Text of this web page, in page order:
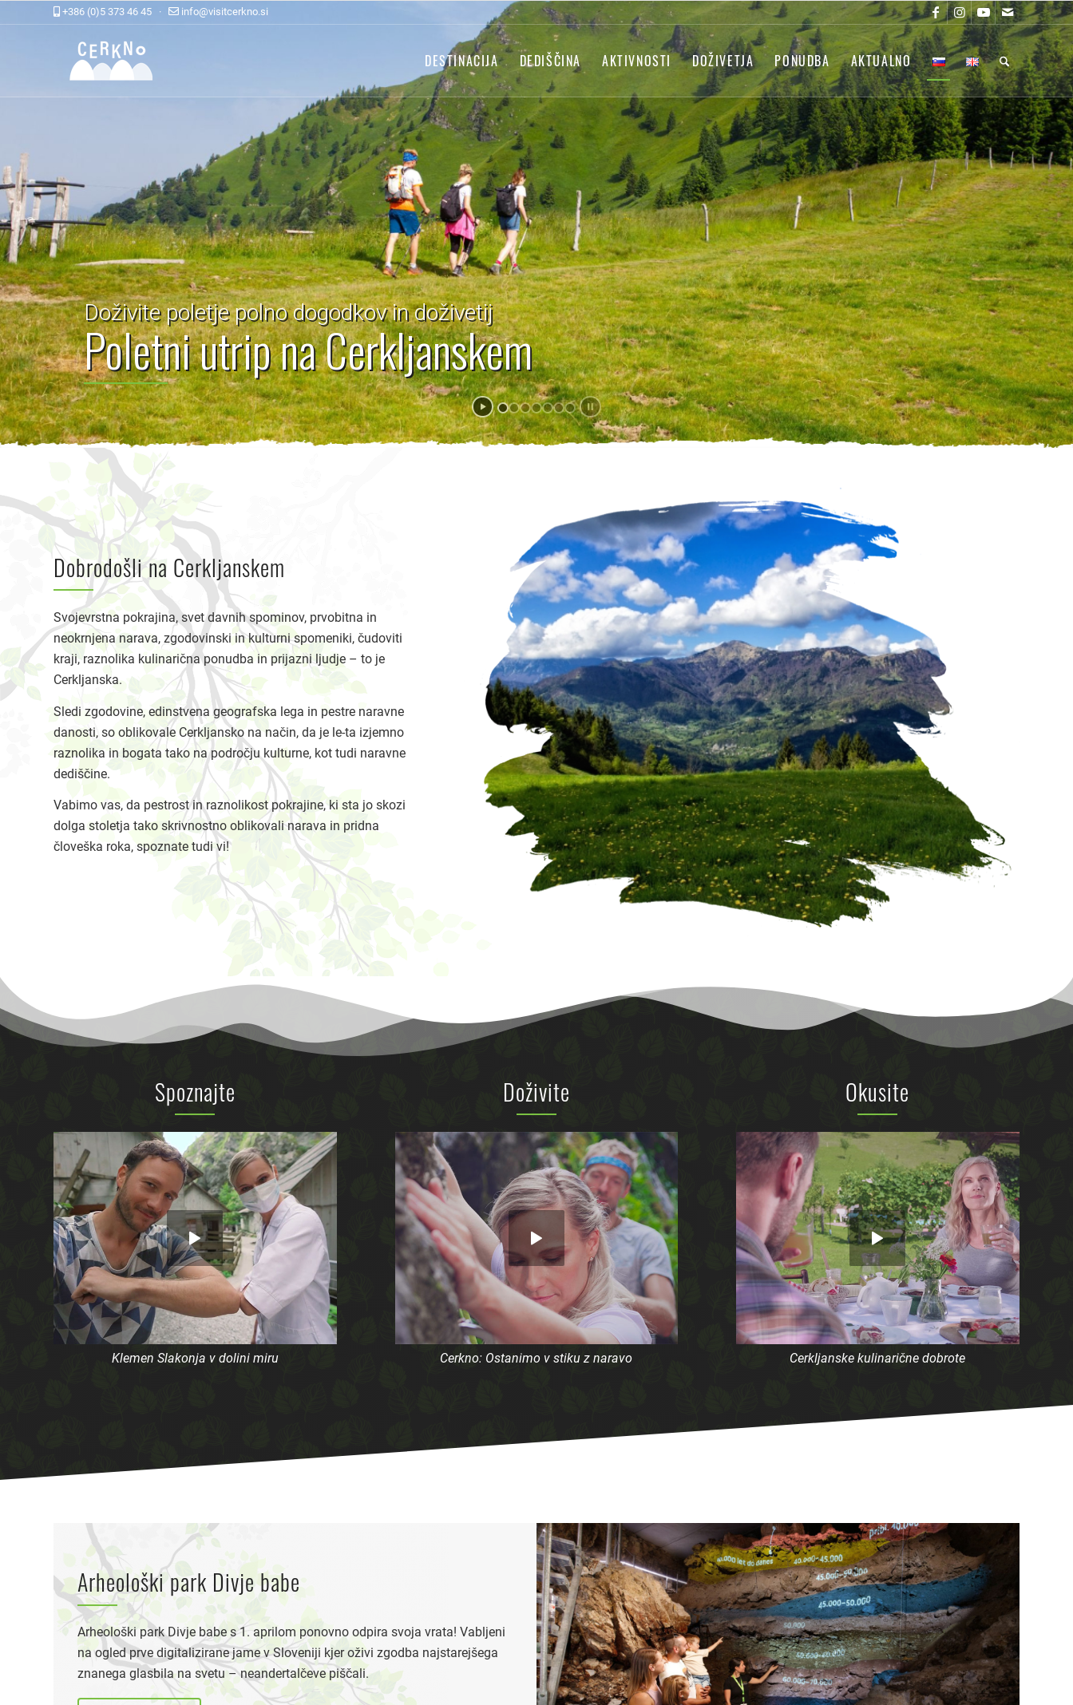
+386 (0)5 373 46 45 · info@visitcerkno.si
DESTINACIJA DEDIŠČINA AKTIVNOSTI DOŽIVETJA PONUDBA AKTUALNO
Poletni utrip na Cerkljanskem
Doživite poletje polno dogodkov in doživetij
Dobrodošli na Cerkljanskem
Svojevrstna pokrajina, svet davnih spominov, prvobitna in
neokrnjena narava, zgodovinski in kulturni spomeniki, čudoviti
kraji, raznolika kulinarična ponudba in prijazni ljudje – to je
Cerkljanska.
Sledi zgodovine, edinstvena geografska lega in pestre naravne
danosti, so oblikovale Cerkljansko na način, da je le-ta izjemno
raznolika in bogata tako na področju kulturne, kot tudi naravne
dediščine.
Vabimo vas, da pestrost in raznolikost pokrajine, ki sta jo skozi
dolga stoletja tako skrivnostno oblikovali narava in pridna
človeška roka, spoznate tudi vi!
Spoznajte
Klemen Slakonja v dolini miru
Doživite
Cerkno: Ostanimo v stiku z naravo
Okusite
Cerkljanske kulinarične dobrote
Arheološki park Divje babe
Arheološki park Divje babe s 1. aprilom ponovno odpira svoja vrata! Vabljeni
na ogled prve digitalizirane jame v Sloveniji kjer oživi zgodba najstarejšega
znanega glasbila na svetu – neandertalčeve piščali.